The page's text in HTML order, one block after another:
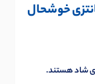
خوشحال
شاد هستند.